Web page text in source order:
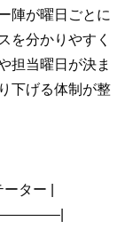
陣が曜日ごとに
を分かりやすく
担当曜日が決ま
下げる体制が整
ター |